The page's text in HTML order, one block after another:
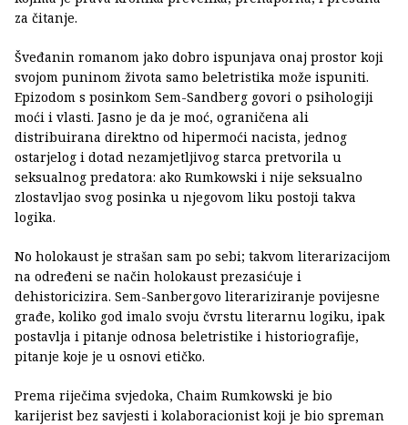
za čitanje.
Šveđanin romanom jako dobro ispunjava onaj prostor koji
svojom puninom života samo beletristika može ispuniti.
Epizodom s posinkom Sem-Sandberg govori o psihologiji
moći i vlasti. Jasno je da je moć, ograničena ali
distribuirana direktno od hipermoći nacista, jednog
ostarjelog i dotad nezamjetljivog starca pretvorila u
seksualnog predatora: ako Rumkowski i nije seksualno
zlostavljao svog posinka u njegovom liku postoji takva
logika.
No holokaust je strašan sam po sebi; takvom literarizacijom
na određeni se način holokaust prezasićuje i
dehistoricizira. Sem-Sanbergovo literariziranje povijesne
građe, koliko god imalo svoju čvrstu literarnu logiku, ipak
postavlja i pitanje odnosa beletristike i historiografije,
pitanje koje je u osnovi etičko.
Prema riječima svjedoka, Chaim Rumkowski je bio
karijerist bez savjesti i kolaboracionist koji je bio spreman